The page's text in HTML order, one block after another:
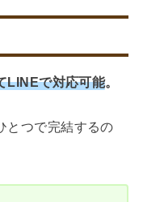
LINEで対応可能。
とつで完結するの